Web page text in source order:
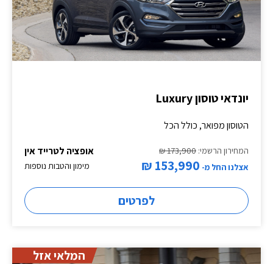
יונדאי טוסון Luxury
הטוסון מפואר, כולל הכל
אופציה לטרייד אין
המחירון הרשמי: 173,900 ₪
מימון והטבות נוספות
אצלנו החל מ- 153,990 ₪
לפרטים
המלאי אזל